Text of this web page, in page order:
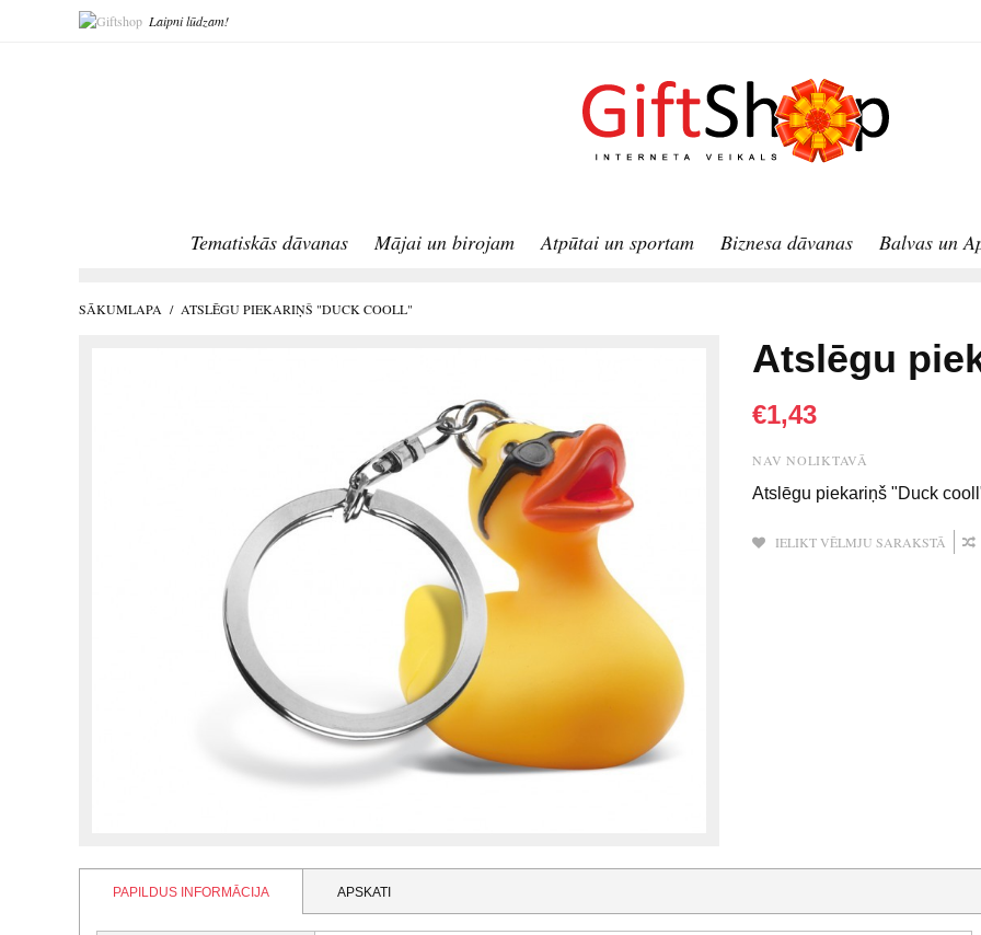
Laipni lūdzam!
Tematiskās dāvanas Mājai un birojam Atpūtai un sportam Biznesa dāvanas Balvas un
SĀKUMLAPA / ATSLĒGU PIEKARIŅŠ "DUCK COOLL"
Atslēgu
€1,43
NAV NOLIKTAVĀ
Atslēgu piekariņš "Duck
IELIKT VĒLMJU SARAKSTĀ
PAPILDUS INFORMĀCIJA APSKATI